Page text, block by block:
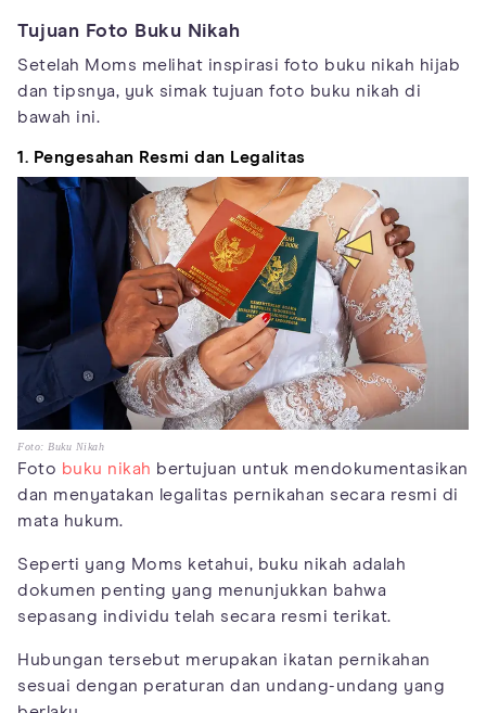
Tujuan Foto Buku Nikah
Setelah Moms melihat inspirasi foto buku nikah hijab
dan tipsnya, yuk simak tujuan foto buku nikah di
bawah ini.
1. Pengesahan Resmi dan Legalitas
Foto: Buku Nikah
Foto buku nikah bertujuan untuk mendokumentasikan
dan menyatakan legalitas pernikahan secara resmi di
mata hukum.
Seperti yang Moms ketahui, buku nikah adalah
dokumen penting yang menunjukkan bahwa
sepasang individu telah secara resmi terikat.
Hubungan tersebut merupakan ikatan pernikahan
sesuai dengan peraturan dan undang-undang yang